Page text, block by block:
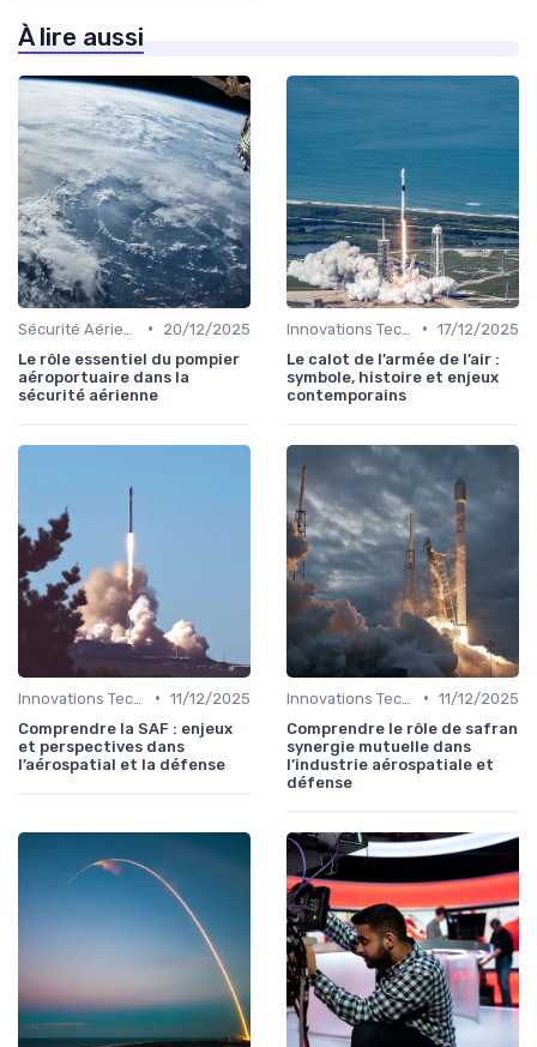
À lire aussi
•
20/12/2025
Le rôle essentiel du pompier
aéroportuaire dans la
sécurité aérienne
• 17/12/2025
Le calot de l’armée de l’air :
symbole, histoire et enjeux
contemporains
• 11/12/2025
Comprendre la SAF : enjeux
et perspectives dans
l’aérospatial et la défense
• 11/12/2025
Comprendre le rôle de safran
synergie mutuelle dans
l’industrie aérospatiale et
défense